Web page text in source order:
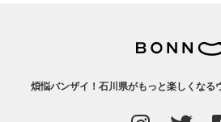
煩悩バンザイ！石川県がもっと楽しくなる